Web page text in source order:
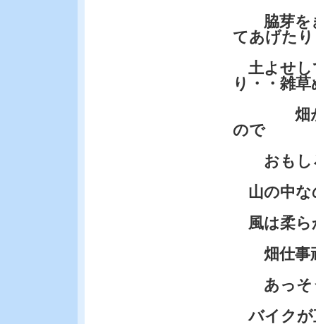
脇芽を
てあげたり
土よせし
り・・雑
畑が
ので
おもし
山の中な
風は柔ら
畑仕事
あっそ
バイクが